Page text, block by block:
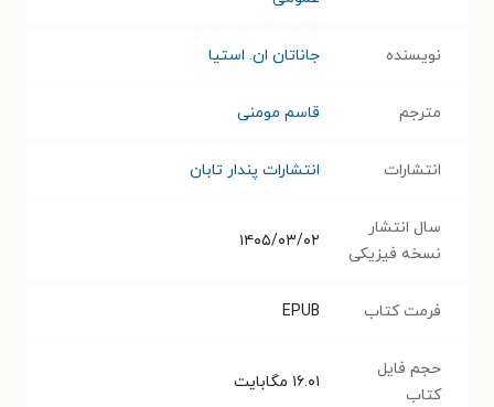
نویسنده جاناتان ان. استیا
مترجم قاسم مومنی
انتشارات انتشارات پندار تابان
سال انتشار
نسخه فیزیکی
۱۴۰۵/۰۳/۰۲
فرمت کتاب EPUB
حجم فایل
کتاب
۱۶.۰۱ مگابایت